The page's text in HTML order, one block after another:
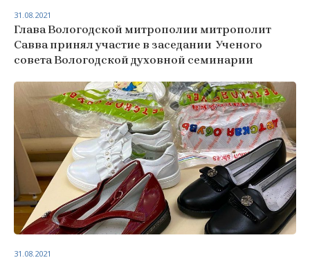
Глава Вологодской митрополии митрополит
Савва принял участие в заседании Ученого
совета Вологодской духовной семинарии
31.08.2021
31.08.2021